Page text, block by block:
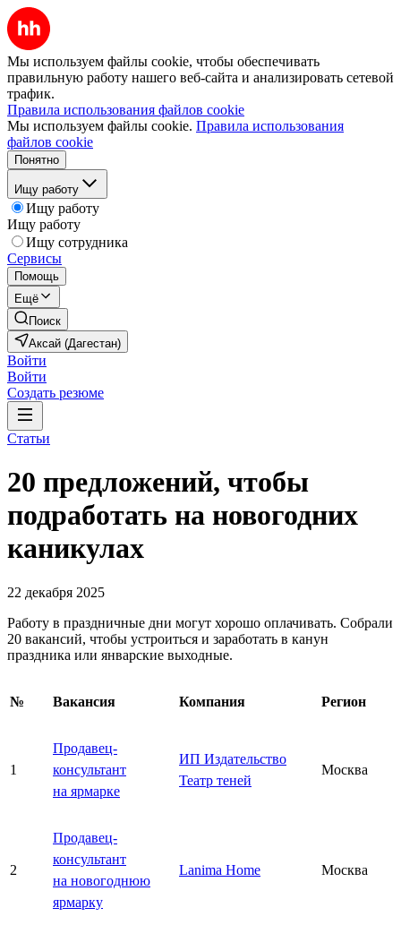
Мы используем файлы cookie, чтобы обеспечивать
правильную работу нашего веб-сайта и анализировать сетевой
трафик.
Правила использования файлов cookie
Мы используем файлы cookie. Правила использования
файлов cookie
Понятно
Ищу работу
Ищу работу
Ищу работу
Ищу сотрудника
Сервисы
Помощь
Ещё
Поиск
Аксай (Дагестан)
Войти
Войти
Создать резюме
Статьи
20 предложений, чтобы
подработать на новогодних
каникулах
22 декабря 2025
Работу в праздничные дни могут хорошо оплачивать. Собрали
20 вакансий, чтобы устроиться и заработать в канун
праздника или январские выходные.
№ Вакансия Компания Регион
1
Продавец-
консультант
на ярмарке
ИП Издательство
Театр теней
Москва
2
Продавец-
консультант
на новогоднюю
ярмарку
Lanima Home Москва